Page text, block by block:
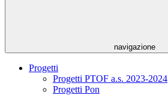
navigazione
Progetti
Progetti PTOF a.s. 2023-2024
Progetti Pon